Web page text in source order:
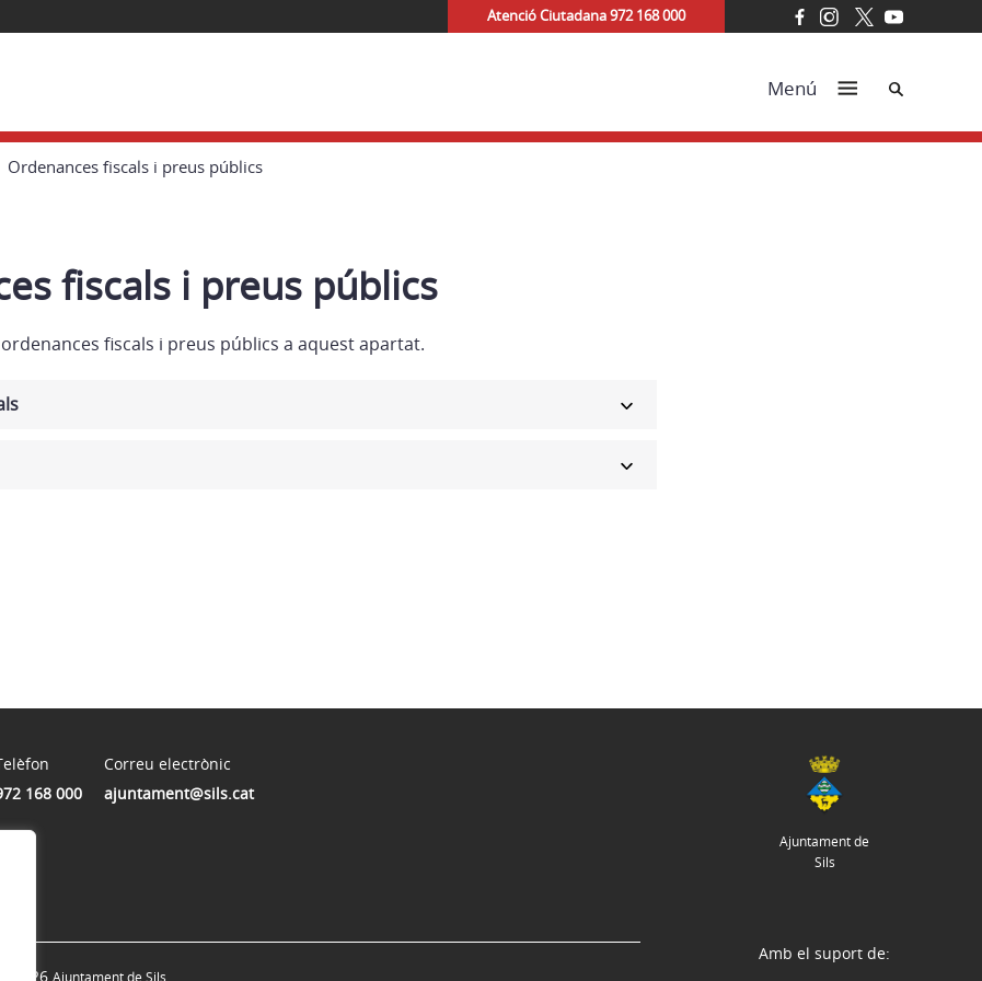
Atenció Ciutadana 972 168 000
Menú Cerca
Ordenances fiscals i preus públics
fiscals i preus públics
fiscals i preus públics a aquest apartat.
168 000
Correu electrònic
ajuntament@sils.cat
Ajuntament de
Sils
© 2026
Amb el suport de: